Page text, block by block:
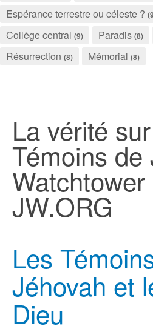
Espérance terrestre ou céleste ?
Collège central (9) Paradis (8)
Résurrection (8) Mémorial (8)
La vérité
Témoins de
Watchtower
JW.ORG
Les
Jéhovah et
Dieu